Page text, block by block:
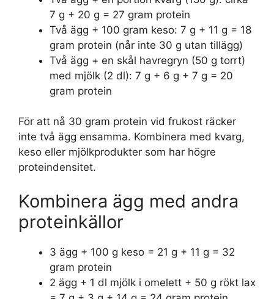
7 g + 20 g = 27 gram protein
Två ägg + 100 gram keso: 7 g + 11 g = 18
gram protein (når inte 30 g utan tillägg)
Två ägg + en skål havregryn (50 g torrt)
med mjölk (2 dl): 7 g + 6 g + 7 g = 20
gram protein
För att nå 30 gram protein vid frukost räcker
inte två ägg ensamma. Kombinera med kvarg,
keso eller mjölkprodukter som har högre
proteindensitet.
Kombinera ägg med andra
proteinkällor
3 ägg + 100 g keso = 21 g + 11 g = 32
gram protein
2 ägg + 1 dl mjölk i omelett + 50 g rökt lax